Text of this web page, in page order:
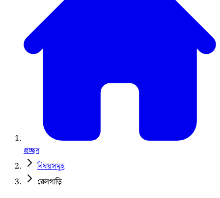
প্রচ্ছদ
বিষয়সমূহ
রেলগাড়ি